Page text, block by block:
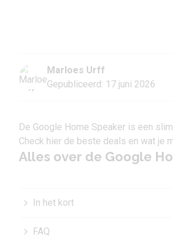
Marloes Urff
Gepubliceerd: 17 juni 2026
De Google Home Speaker is een
Check hier de beste deals en wat je
Alles over de Google
In het kort
FAQ